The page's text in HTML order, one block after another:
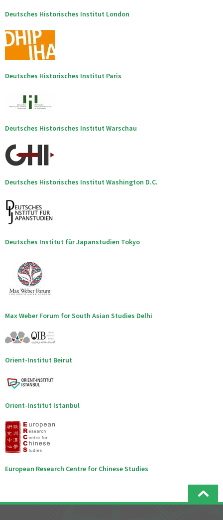
Deutsches Historisches Institut London
Deutsches Historisches Institut Paris
Deutsches Historisches Institut Warschau
Deutsches Historisches Institut Washington D.C.
Deutsches Institut für Japanstudien Tokyo
Max Weber Forum for South Asian Studies Delhi
Orient-Institut Beirut
Orient-Institut Istanbul
European Research Centre for Chinese Studies